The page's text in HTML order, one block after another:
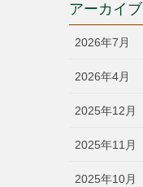
リ
ー
アーカイブ
2026年7月
2026年4月
2025年12月
2025年11月
2025年10月